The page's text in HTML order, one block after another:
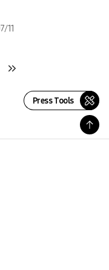
11
Press Tools